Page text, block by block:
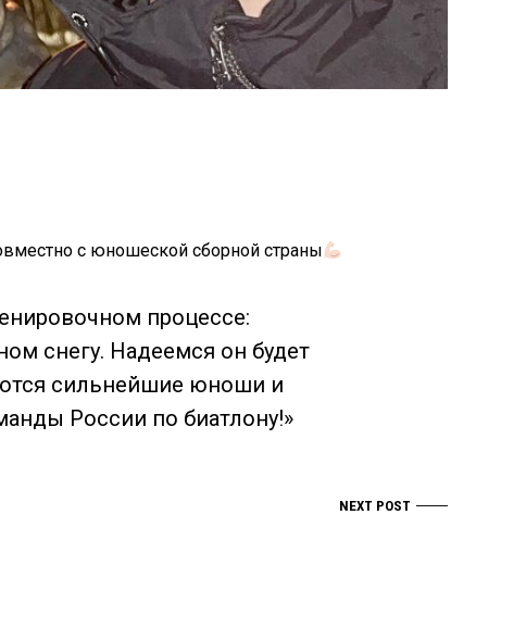
с юношеской сборной страны
процессе:
снегу. Надеемся он будет
сильнейшие юноши и
России по биатлону!»
NEXT POST